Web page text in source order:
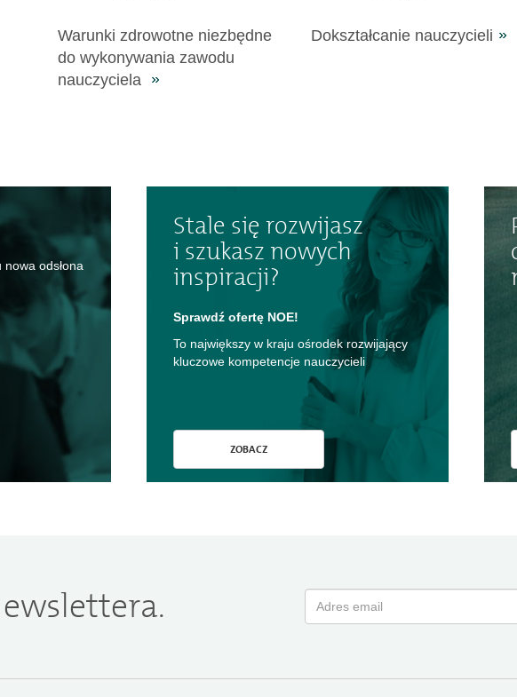
Warunki zdrowotne niezbędne
do wykonywania zawodu
nauczyciela
Dokształcanie nauczycieli
odsłona
Stale się rozwijasz
i szukasz nowych
inspiracji?
Sprawdź ofertę NOE!
To największy w kraju ośrodek rozwijający
kluczowe kompetencje nauczycieli
ZOBACZ